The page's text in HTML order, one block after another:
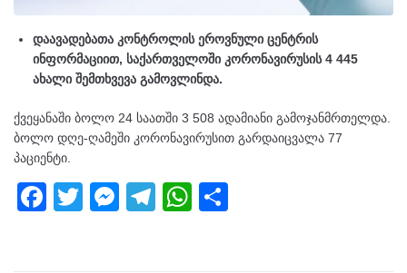
დაავადებათა კონტროლის ეროვნული ცენტრის
ინფორმაციით, საქართველოში კორონავირუსის 4 445
ახალი შემთხვევა გამოვლინდა.
ქვეყანაში ბოლო 24 საათში 3 508 ადამიანი გამოჯანმრთელდა.
ბოლო დღე-ღამეში კორონავირუსით გარდაიცვალა 77
პაციენტი.
F
T
M
T
W